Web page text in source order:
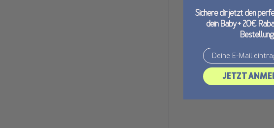
Sichere dir jetzt den
dein Baby + 20€
Email
JETZT